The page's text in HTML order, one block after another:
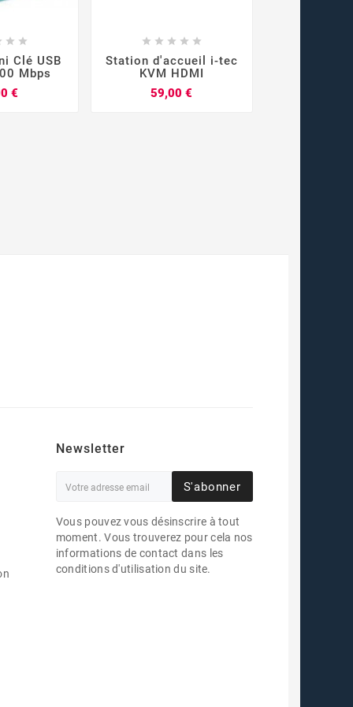
 
Clé USB
Mbps
€
    
Station d'accueil i-tec
KVM HDMI
59,00 €
Newsletter
S'abonner
Vous pouvez vous désinscrire à tout
moment. Vous trouverez pour cela nos
informations de contact dans les
conditions d'utilisation du site.